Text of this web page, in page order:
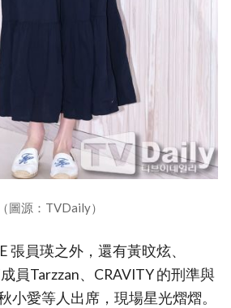
（圖源：TVDaily）
張員瑛之外，還有黃旼炫、
員Tarzzan、CRAVITY 的刑準與
小愛等人出席，現場星光熠熠。